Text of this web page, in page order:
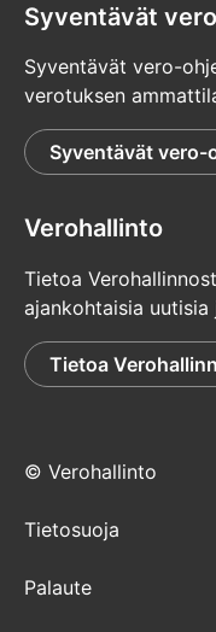
Syventävät
Syventävät vero-
verotuksen
Syventävät vero-
Verohallinto
Tietoa
ajankohtaisia uutisia
Tietoa
© Verohallinto
Tietosuoja
Palaute